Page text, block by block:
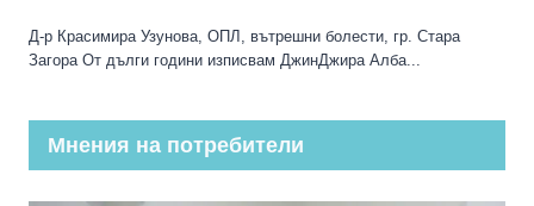
Д-р Красимира Узунова, ОПЛ, вътрешни болести, гр. Стара
Загора От дълги години изписвам ДжинДжира Алба...
Мнения на потребители